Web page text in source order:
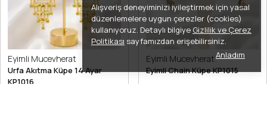
Alışveriş deneyiminizi iyileştirmek için yasal
düzenlemelere uygun çerezler (cookies)
kullanıyoruz. Detaylı bilgiye Gizlilik ve Çerez
Politikası sayfamızdan erişebilirsiniz.
Anladım
Eyimli Mucevherat
Urfa Akıtma Küpe 14 Ayar
KP1016
Eyimli Mucevherat
Eyimli Chain Küpe KP1015